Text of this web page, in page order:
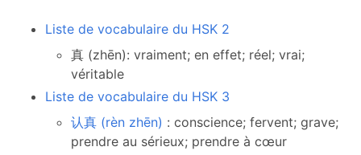
Liste de vocabulaire du HSK 2
真 (zhēn): vraiment; en effet; réel; vrai;
véritable
Liste de vocabulaire du HSK 3
认真 (rèn zhēn) : conscience; fervent; grave;
prendre au sérieux; prendre à cœur